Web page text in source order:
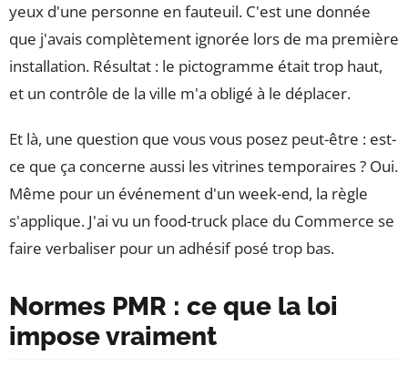
yeux d'une personne en fauteuil. C'est une donnée
que j'avais complètement ignorée lors de ma première
installation. Résultat : le pictogramme était trop haut,
et un contrôle de la ville m'a obligé à le déplacer.
Et là, une question que vous vous posez peut-être : est-
ce que ça concerne aussi les vitrines temporaires ? Oui.
Même pour un événement d'un week-end, la règle
s'applique. J'ai vu un food-truck place du Commerce se
faire verbaliser pour un adhésif posé trop bas.
Normes PMR : ce que la loi
impose vraiment